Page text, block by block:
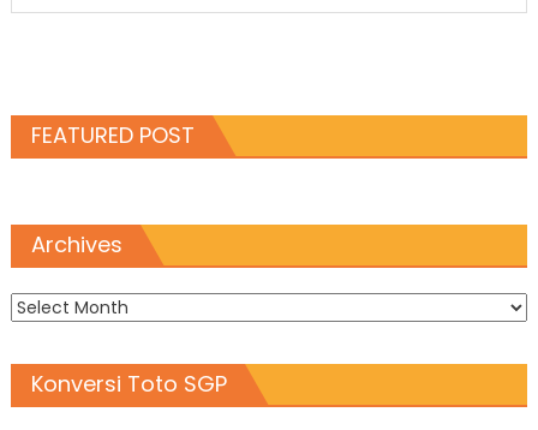
FEATURED POST
Archives
Archives
Konversi Toto SGP